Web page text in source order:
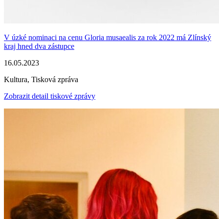
V úzké nominaci na cenu Gloria musaealis za rok 2022 má Zlínský
kraj hned dva zástupce
16.05.2023
Kultura, Tisková zpráva
Zobrazit detail tiskové zprávy